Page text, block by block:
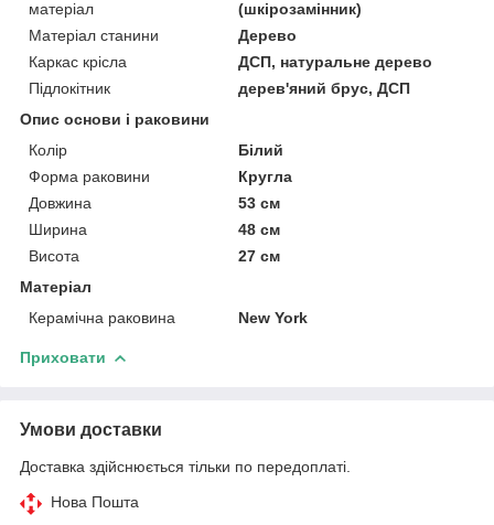
матеріал
(шкірозамінник)
Матеріал станини
Дерево
Каркас крісла
ДСП, натуральне дерево
Підлокітник
дерев'яний брус, ДСП
Опис основи і раковини
Колір
Білий
Форма раковини
Кругла
Довжина
53 см
Ширина
48 см
Висота
27 см
Матеріал
Керамічна раковина
New York
Приховати
Умови доставки
Доставка здійснюється тільки по передоплаті.
Нова Пошта